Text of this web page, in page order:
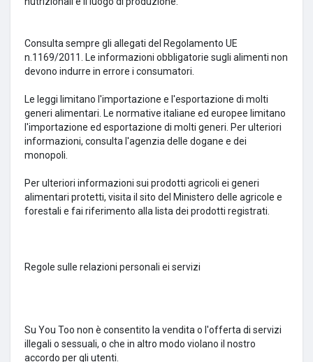
Consulta sempre gli allegati del Regolamento UE
n.1169/2011. Le informazioni obbligatorie sugli alimenti non
devono indurre in errore i consumatori.
Le leggi limitano l'importazione e l'esportazione di molti
generi alimentari. Le normative italiane ed europee limitano
l'importazione ed esportazione di molti generi. Per ulteriori
informazioni, consulta l'agenzia delle dogane e dei
monopoli.
Per ulteriori informazioni sui prodotti agricoli ei generi
alimentari protetti, visita il sito del Ministero delle agricole e
forestali e fai riferimento alla lista dei prodotti registrati.
Regole sulle relazioni personali ei servizi
Su You Too non è consentito la vendita o l'offerta di servizi
illegali o sessuali, o che in altro modo violano il nostro
accordo per gli utenti.